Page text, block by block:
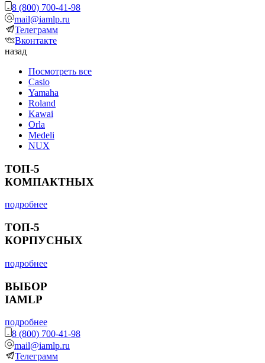
8 (800) 700-41-98
mail@iamlp.ru
Телеграмм
Вконтакте
назад
Посмотреть все
Casio
Yamaha
Roland
Kawai
Orla
Medeli
NUX
ТОП-5
КОМПАКТНЫХ
подробнее
ТОП-5
КОРПУСНЫХ
подробнее
ВЫБОР
IAMLP
подробнее
8 (800) 700-41-98
mail@iamlp.ru
Телеграмм